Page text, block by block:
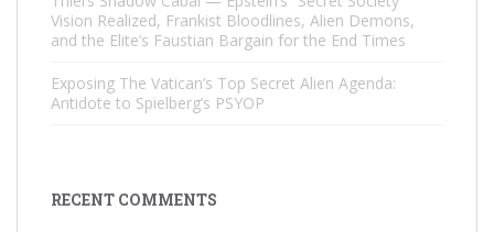
Vision Realized, Frankist Bloodlines, Alien Demons,
and the Elite’s Faustian Bargain for the End Times
Exposing The Vatican’s Top Secret Alien Agenda:
Antidote to Spielberg’s PSYOP
RECENT COMMENTS